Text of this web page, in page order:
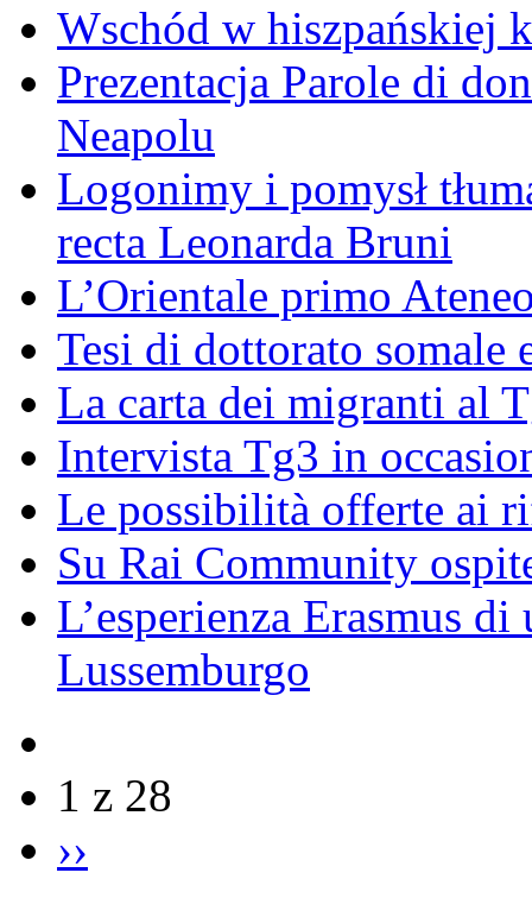
Wschód w hiszpańskiej
Prezentacja Parole di
Neapolu
Logonimy i pomysł
recta Leonarda Bruni
L’Orientale primo
Tesi di dottorato somale
La carta dei migranti al
Intervista Tg3 in
Le possibilità offerte ai
Su Rai Community
L’esperienza Erasmus
Lussemburgo
1 z 28
››